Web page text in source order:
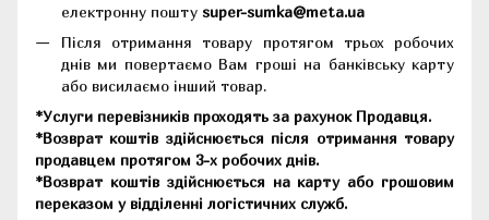
електронну пошту super-sumka@meta.ua
Після отримання товару протягом трьох робочих
днів ми повертаємо Вам гроші на банківську карту
або висилаємо інший товар.
*Услуги перевізників проходять за рахунок Продавця.
*Возврат коштів здійснюється після отримання товару
продавцем протягом 3-х робочих днів.
*Возврат коштів здійснюється на карту або грошовим
переказом у відділенні логістичних служб.